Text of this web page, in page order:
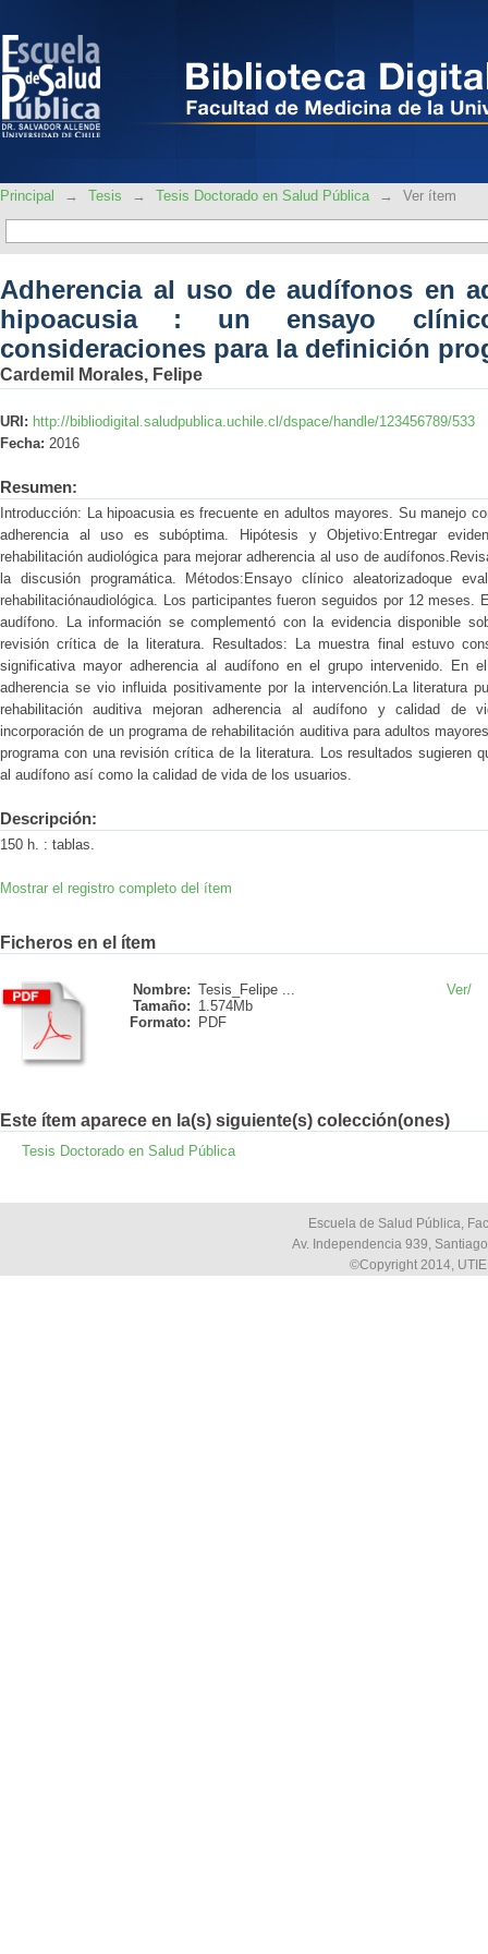
clínico aleatorizado y
Principal → Tesis → Tesis Doctorado en Salud Pública → Ver ítem
Adherencia al uso de audífonos en
hipoacusia : un ensayo
consideraciones para la definición
Cardemil Morales, Felipe
URI: http://bibliodigital.saludpublica.uchile.cl/dspace/handle/123456789/533
Fecha: 2016
Resumen:
Introducción: La hipoacusia es frecuente en adultos mayores. Su manejo
adherencia al uso es subóptima. Hipótesis y Objetivo:Entregar
rehabilitación audiológica para mejorar adherencia al uso de
la discusión programática. Métodos:Ensayo clínico aleatorizadoque
rehabilitaciónaudiológica. Los participantes fueron seguidos por 12 meses.
audífono. La información se complementó con la evidencia disponible
revisión crítica de la literatura. Resultados: La muestra final estuvo
significativa mayor adherencia al audífono en el grupo intervenido. En
adherencia se vio influida positivamente por la intervención.La literatura
rehabilitación auditiva mejoran adherencia al audífono y calidad de
incorporación de un programa de rehabilitación auditiva para adultos
programa con una revisión crítica de la literatura. Los resultados sugieren
al audífono así como la calidad de vida de los usuarios.
Descripción:
150 h. : tablas.
Mostrar el registro completo del ítem
Ficheros en el ítem
Nombre: Tesis_Felipe ...
Tamaño: 1.574Mb
Formato:
PDF
Ver/
Este ítem aparece en la(s) siguiente(s) colección(ones)
Tesis Doctorado en Salud Pública
Escuela de Salud Pública,
Av. Independencia 939,
©Copyright 2014,